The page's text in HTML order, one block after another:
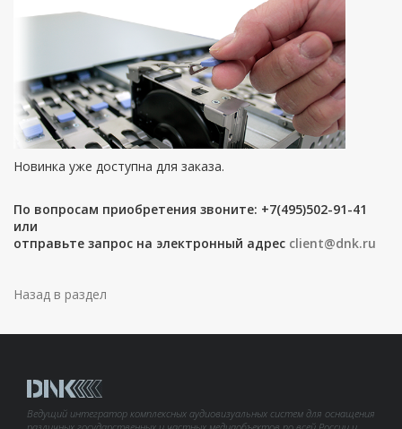
Новинка уже доступна для заказа.
По вопросам приобретения звоните: +7(495)502-91-41
или
отправьте запрос на электронный адрес client@dnk.ru
Назад в раздел
Ведущий интегратор комплексных аудиовизуальных систем для оснащения